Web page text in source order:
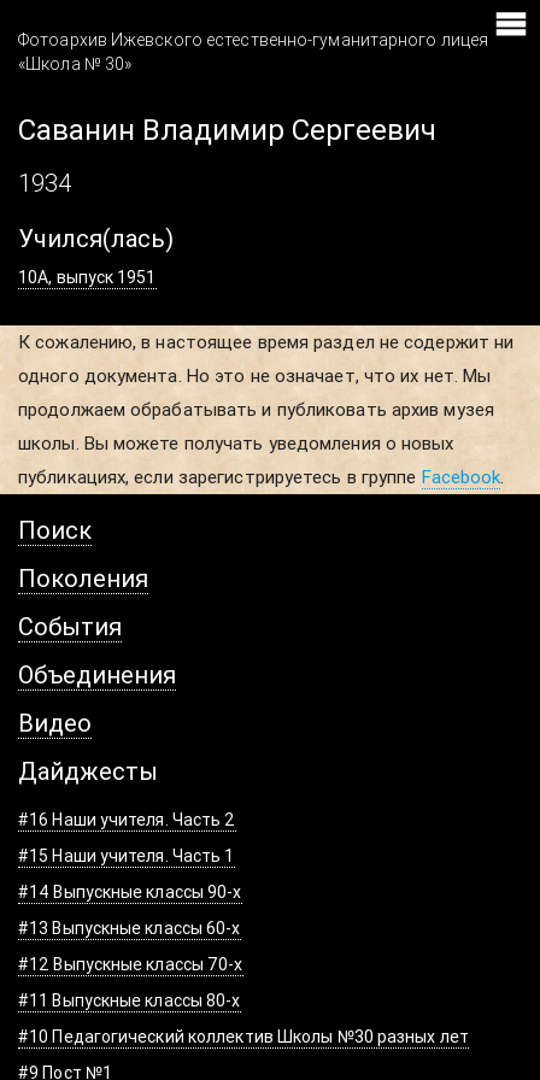
Фотоархив Ижевского естественно-гуманитарного лицея
«Школа № 30»
Саванин Владимир Сергеевич
1934
Учился(лась)
10А, выпуск 1951
К сожалению, в настоящее время раздел не содержит ни
одного документа. Но это не означает, что их нет. Мы
продолжаем обрабатывать и публиковать архив музея
школы. Вы можете получать уведомления о новых
публикациях, если зарегистрируетесь в группе Facebook
Поиск
Поколения
События
Объединения
Видео
Дайджесты
#16 Наши учителя. Часть 2
#15 Наши учителя. Часть 1
#14 Выпускные классы 90-х
#13 Выпускные классы 60-х
#12 Выпускные классы 70-х
#11 Выпускные классы 80-х
#10 Педагогический коллектив Школы №30 разных лет
#9 Пост №1